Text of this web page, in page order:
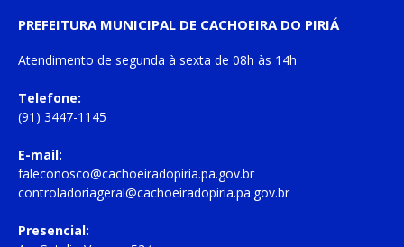
PREFEITURA MUNICIPAL DE CACHOEIRA DO PIRIÁ
Atendimento de segunda à sexta de 08h às 14h
Telefone:
(91) 3447-1145
E-mail:
faleconosco@cachoeiradopiria.pa.gov.br
controladoriageral@cachoeiradopiria.pa.gov.br
Presencial: